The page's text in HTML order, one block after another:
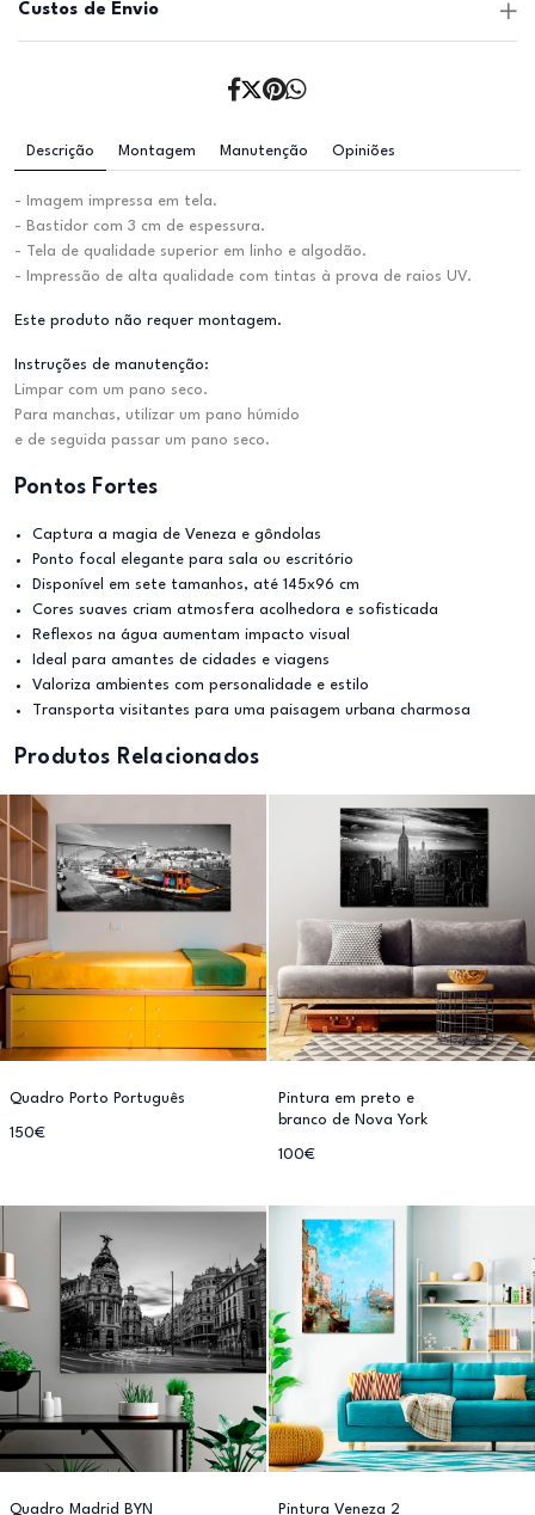
Custos de Envio
Descrição Montagem Manutenção Opiniões
- Imagem impressa em tela.
- Bastidor com 3 cm de espessura.
- Tela de qualidade superior em linho e algodão.
- Impressão de alta qualidade com tintas à prova de raios UV.
Este produto não requer montagem.
Instruções de manutenção:
Limpar com um pano seco.
Para manchas, utilizar um pano húmido
e de seguida passar um pano seco.
Pontos Fortes
Captura a magia de Veneza e gôndolas
Ponto focal elegante para sala ou escritório
Disponível em sete tamanhos, até 145x96 cm
Cores suaves criam atmosfera acolhedora e sofisticada
Reflexos na água aumentam impacto visual
Ideal para amantes de cidades e viagens
Valoriza ambientes com personalidade e estilo
Transporta visitantes para uma paisagem urbana charmosa
Produtos Relacionados
Quadro Porto Português
150€
Pintura em preto e
branco de Nova York
100€
Quadro Madrid BYN Pintura Veneza 2